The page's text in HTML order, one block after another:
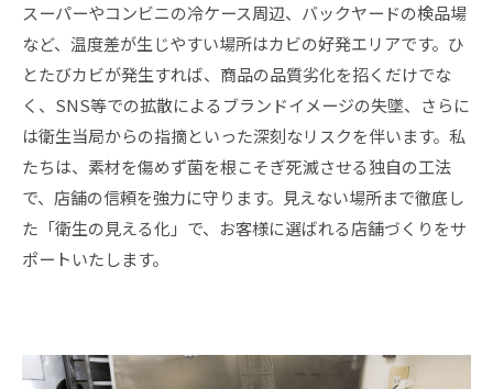
スーパーやコンビニの冷ケース周辺、バックヤードの検品場
など、温度差が生じやすい場所はカビの好発エリアです。ひ
とたびカビが発生すれば、商品の品質劣化を招くだけでな
く、SNS等での拡散によるブランドイメージの失墜、さらに
は衛生当局からの指摘といった深刻なリスクを伴います。私
たちは、素材を傷めず菌を根こそぎ死滅させる独自の工法
で、店舗の信頼を強力に守ります。見えない場所まで徹底し
た「衛生の見える化」で、お客様に選ばれる店舗づくりをサ
ポートいたします。